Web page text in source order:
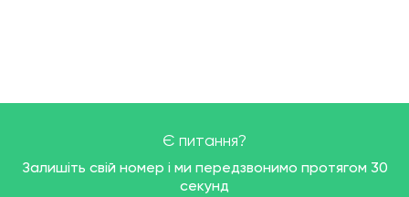
Є питання?
Залишіть свій номер і ми передзвонимо протягом 30
секунд